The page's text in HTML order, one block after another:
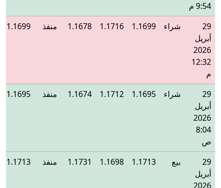
9:54 م
29
أبريل
2026
12:32
م
شراء 1.1699
1.1716
1.1678 منفذ 1.1699
29
أبريل
2026
8:04
ص
شراء 1.1695
1.1712
1.1674 منفذ 1.1695
29
أبريل
2026
بيع 1.1713
1.1698
1.1731 منفذ 1.1713